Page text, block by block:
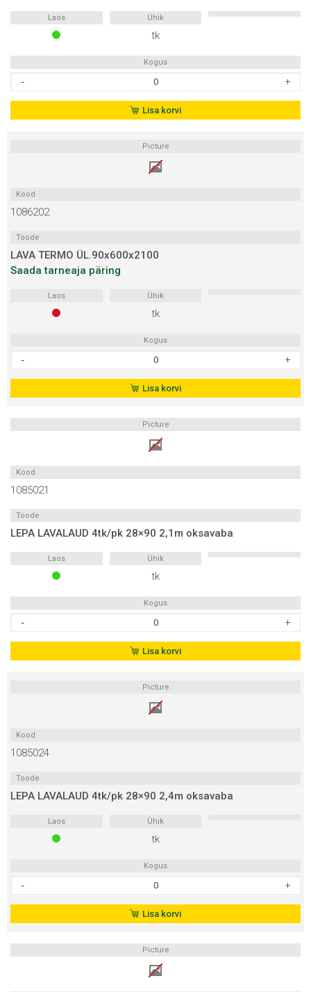
Laos Ühik
tk
Kogus
90x600x600
Lisa korvi
Picture
Kood
1086202
Toode
LAVA TERMO ÜL.90x600x2100
Saada tarneaja päring
Laos Ühik
tk
Kogus
kogus
Lisa korvi
Picture
Kood
1085021
Toode
LEPA LAVALAUD 4tk/pk 28×90 2,1m oksavaba
Laos Ühik
tk
Kogus
28x90
Lisa korvi
Picture
Kood
1085024
Toode
LEPA LAVALAUD 4tk/pk 28×90 2,4m oksavaba
Laos Ühik
tk
Kogus
28x90
oksavaba
Lisa korvi
Picture